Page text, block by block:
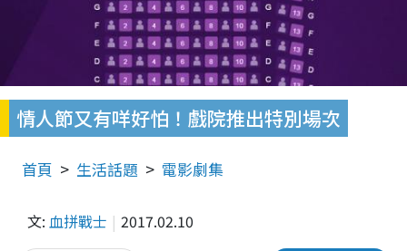
情人節又有咩好怕！戲院推出特別場次
首頁 生活話題 電影劇集
文: 血拼戰士 2017.02.10